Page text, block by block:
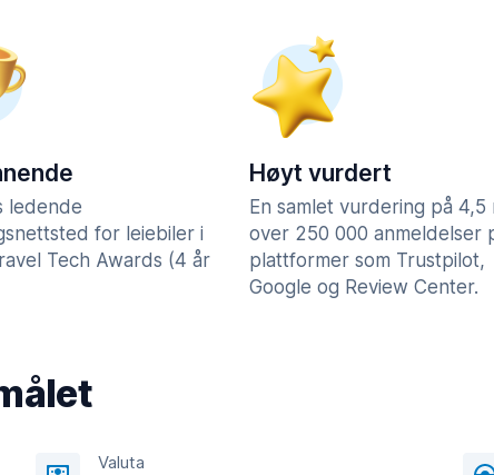
ledende
for leiebiler i
Tech Awards (4 år
Høyt vurdert
En samlet vurdering på 4,5
over 250 000 anmeldelser
plattformer som Trustpilot,
Google og Review Center.
Valuta